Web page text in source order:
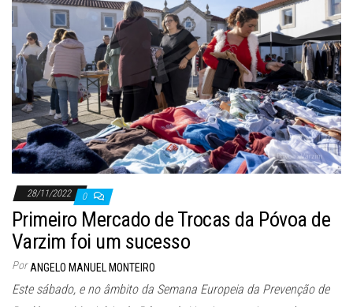
28/11/2022 0
Primeiro Mercado de Trocas da Póvoa de
Varzim foi um sucesso
Por ANGELO MANUEL MONTEIRO
Este sábado, e no âmbito da Semana Europeia da Prevenção de